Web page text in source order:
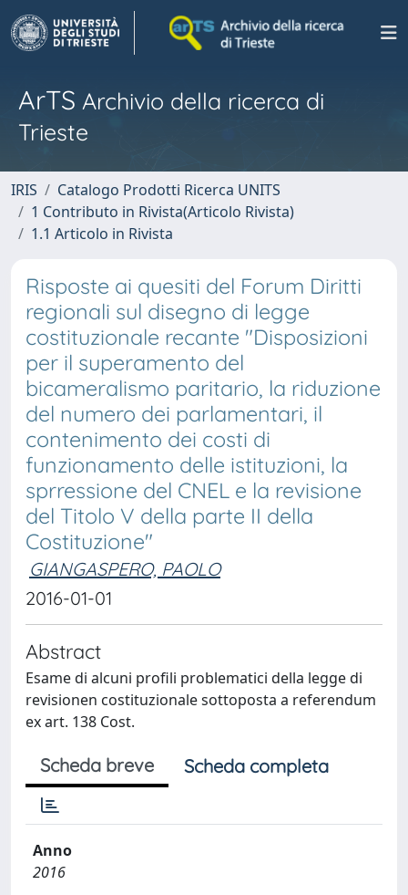
ArTS Archivio della ricerca di
Trieste
IRIS
Catalogo Prodotti Ricerca UNITS
1 Contributo in Rivista(Articolo Rivista)
1.1 Articolo in Rivista
Risposte ai quesiti del Forum Diritti
regionali sul disegno di legge
costituzionale recante "Disposizioni
per il superamento del
bicameralismo paritario, la riduzione
del numero dei parlamentari, il
contenimento dei costi di
funzionamento delle istituzioni, la
sprressione del CNEL e la revisione
del Titolo V della parte II della
Costituzione"
GIANGASPERO, PAOLO
2016-01-01
Abstract
Esame di alcuni profili problematici della legge di
revisionen costituzionale sottoposta a referendum
ex art. 138 Cost.
Scheda breve Scheda completa
Anno
2016